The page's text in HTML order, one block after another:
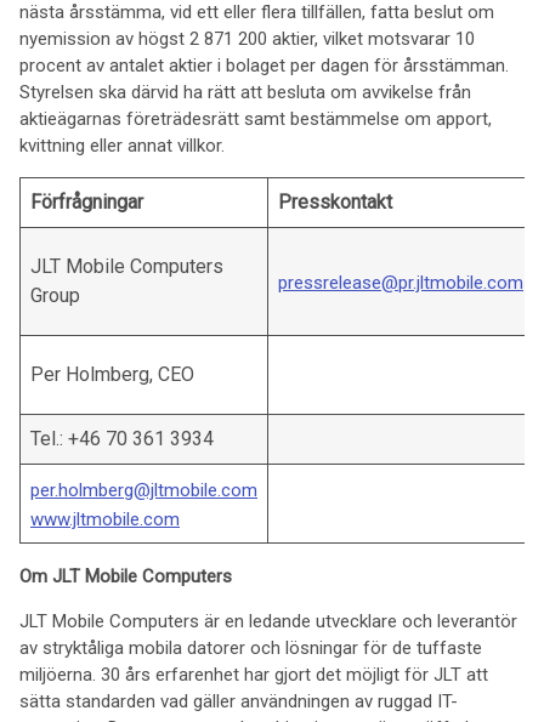
nästa årsstämma, vid ett eller flera tillfällen, fatta beslut om
nyemission av högst 2 871 200 aktier, vilket motsvarar 10
procent av antalet aktier i bolaget per dagen för årsstämman.
Styrelsen ska därvid ha rätt att besluta om avvikelse från
aktieägarnas företrädesrätt samt bestämmelse om apport,
kvittning eller annat villkor.
Förfrågningar Presskontakt
JLT Mobile Computers
Group
pressrelease@pr.jltmobile.com
Per Holmberg, CEO
Tel.: +46 70 361 3934
per.holmberg@jltmobile.com
www.jltmobile.com
Om JLT Mobile Computers
JLT Mobile Computers är en ledande utvecklare och leverantör
av stryktåliga mobila datorer och lösningar för de tuffaste
miljöerna. 30 års erfarenhet har gjort det möjligt för JLT att
sätta standarden vad gäller användningen av ruggad IT-